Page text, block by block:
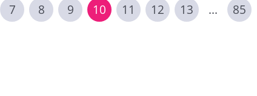
7 8 9 10 11 12 13 ... 85